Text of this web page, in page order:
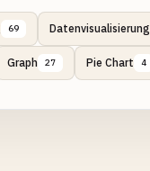
69 Datenvisualisierung
Graph 27 Pie Chart 4